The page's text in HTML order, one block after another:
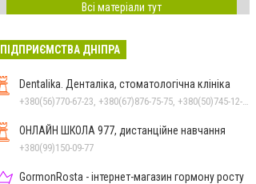
Всі матеріали тут
ПІДПРИЄМСТВА ДНІПРА
Dentalika. Денталіка, стоматологічна клініка
ОНЛАЙН ШКОЛА 977, дистанційне навчання
+380(99)150-09-77
GormonRosta - інтернет-магазин гормону росту